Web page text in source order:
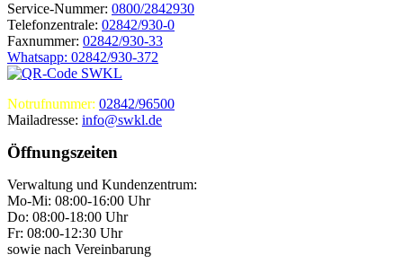
Service-Nummer: 0800/2842930
Telefonzentrale: 02842/930-0
Faxnummer: 02842/930-33
Whatsapp: 02842/930-372
Notrufnummer: 02842/96500
Mailadresse: info@swkl.de
Öffnungszeiten
Verwaltung und Kundenzentrum:
Mo-Mi: 08:00-16:00 Uhr
Do: 08:00-18:00 Uhr
Fr: 08:00-12:30 Uhr
sowie nach Vereinbarung